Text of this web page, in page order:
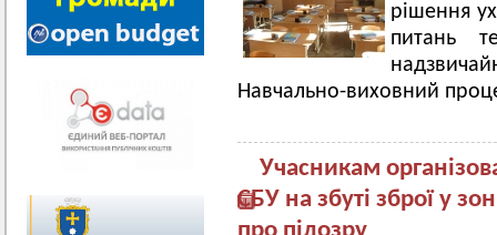
рішення
питань
Навчально-виховний
Учасникам
СБУ на збуті зброї у